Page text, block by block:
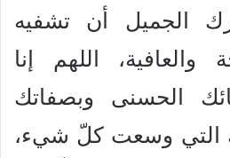
الجميل أن تشفيه
والعافية، اللهم إنا
الحسنى وبصفاتك
التي وسعت كلّ شيء،